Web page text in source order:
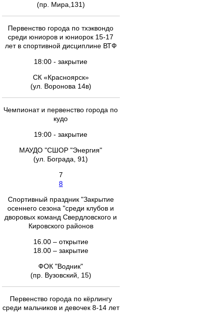
(пр. Мира,131)
Первенство города по тхэквондо
среди юниоров и юниорок 15-17
лет в спортивной дисциплине ВТФ
18:00 - закрытие
СК «Красноярск»
(ул. Воронова 14в)
Чемпионат и первенство города по
кудо
19:00 - закрытие
МАУДО "СШОР "Энергия"
(ул. Бограда, 91)
7
8
Спортивный праздник "Закрытие
осеннего сезона "среди клубов и
дворовых команд Свердловского и
Кировского районов
16.00 – открытие
18.00 – закрытие
ФОК "Водник"
(пр. Вузовский, 15)
Первенство города по кёрлингу
среди мальчиков и девочек 8-14 лет